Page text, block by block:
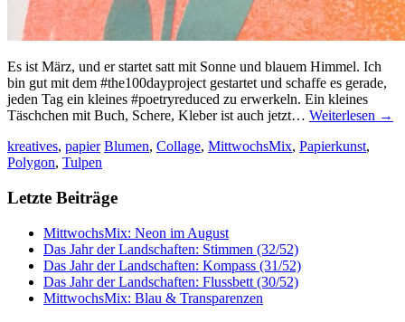
Es ist März, und er startet satt mit Sonne und blauem Himmel. Ich
bin gut mit dem #the100dayproject gestartet und schaffe es gerade,
jeden Tag ein kleines #poetryreduced zu erwerkeln. Ein kleines
Täschchen mit Buch, Schere, Kleber ist auch jetzt… Weiterlesen →
kreatives, papier Blumen, Collage, MittwochsMix, Papierkunst,
Polygon, Tulpen
Letzte Beiträge
MittwochsMix: Neon im August
Das Jahr der Landschaften: Stimmen (32/52)
Das Jahr der Landschaften: Kompass (31/52)
Das Jahr der Landschaften: Flussbett (30/52)
MittwochsMix: Blau & Transparenzen